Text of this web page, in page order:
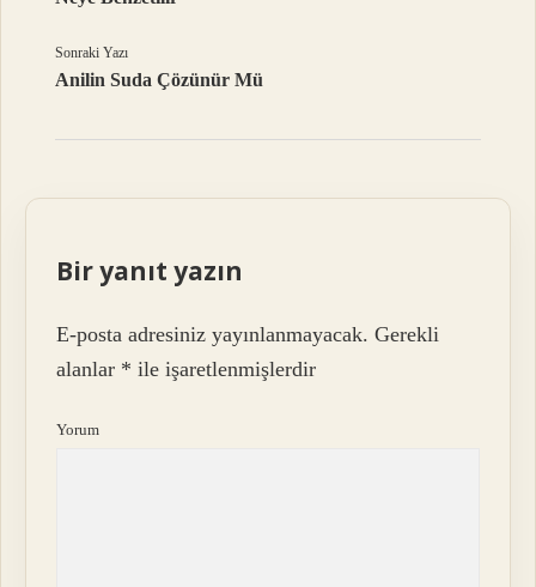
Sonraki Yazı
Anilin Suda Çözünür Mü
Bir yanıt yazın
E-posta adresiniz yayınlanmayacak. Gerekli
alanlar * ile işaretlenmişlerdir
Yorum